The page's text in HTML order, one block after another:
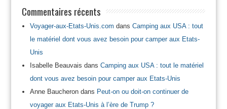
Commentaires récents
Voyager-aux-Etats-Unis.com dans Camping aux USA : tout
le matériel dont vous avez besoin pour camper aux Etats-
Unis
Isabelle Beauvais dans Camping aux USA : tout le matériel
dont vous avez besoin pour camper aux Etats-Unis
Anne Baucherondans Peut-on ou doit-on continuer de
voyager aux Etats-Unis à l’ère de Trump ?